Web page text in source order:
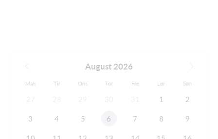
August 2026
Man Tir Ons Tor Fre Lør Søn
1 2
3 4 5 6 7 8 9